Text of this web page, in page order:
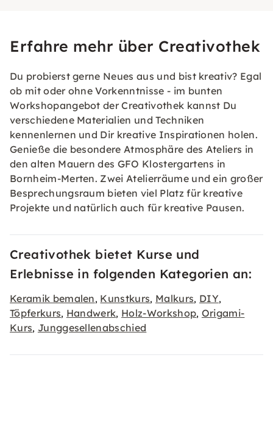
Erfahre mehr über Creativothek
Du probierst gerne Neues aus und bist kreativ? Egal
ob mit oder ohne Vorkenntnisse - im bunten
Workshopangebot der Creativothek kannst Du
verschiedene Materialien und Techniken
kennenlernen und Dir kreative Inspirationen holen.
Genieße die besondere Atmosphäre des Ateliers in
den alten Mauern des GFO Klostergartens in
Bornheim-Merten. Zwei Atelierräume und ein großer
Besprechungsraum bieten viel Platz für kreative
Projekte und natürlich auch für kreative Pausen.
Creativothek bietet Kurse und
Erlebnisse in folgenden Kategorien an:
Keramik bemalen, Kunstkurs, Malkurs, DIY,
Töpferkurs, Handwerk, Holz-Workshop, Origami-
Kurs, Junggesellenabschied